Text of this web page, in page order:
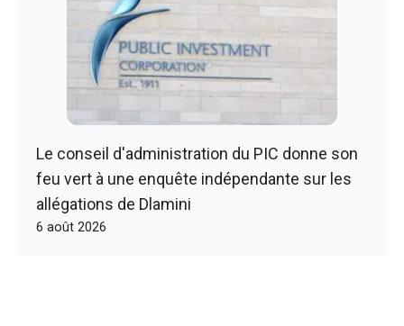
Le conseil d'administration du PIC donne son
feu vert à une enquête indépendante sur les
allégations de Dlamini
6 août 2026